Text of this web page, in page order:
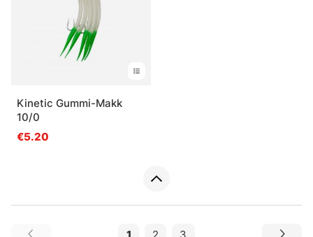
Kinetic Gummi-Makk
10/0
€5.20
1 2 3